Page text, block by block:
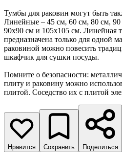
Тумбы для раковин могут быть
Линейные – 45 см, 60 см, 80 см,
90х90 см и 105х105 см. Линейная
предназначена только для одной
раковиной можно повесить
шкафчик для сушки посуды.
Помните о безопасности:
плиту и раковину можно
плитой. Соседство их с плитой
Нравится Сохранить Поделиться